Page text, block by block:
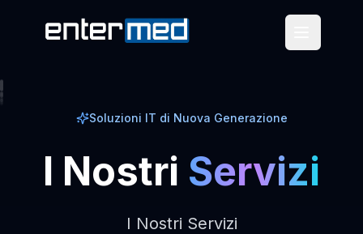
Soluzioni IT di Nuova Generazione
I Nostri Servizi
I Nostri Servizi